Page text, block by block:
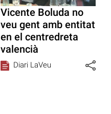
Vicente Boluda no
veu gent amb entitat
en el centredreta
valencià
Diari LaVeu